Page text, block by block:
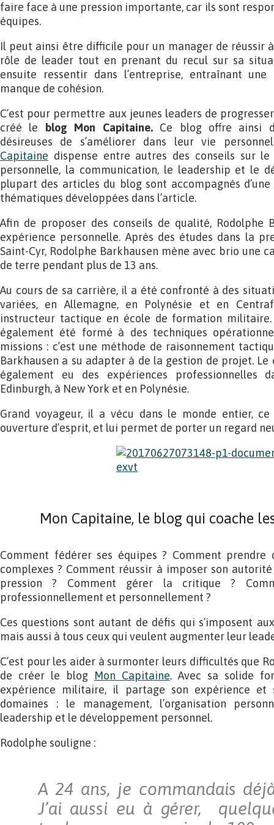
faire face à une pression importante, car ils sont
équipes.
Il peut ainsi être difficile pour un manager de réussir à
rôle de leader tout en prenant du recul sur sa
ensuite ressentir dans l’entreprise, entraînant
manque de cohésion.
C’est pour permettre aux jeunes leaders de
créé le blog Mon Capitaine.Ce blog offre ainsi
désireuses de s’améliorer dans leur vie
Capitaine dispense entre autres des conseils sur le
personnelle, la communication, le leadership et le
plupart des articles du blog sont accompagnés
thématiques développées dans l’article.
Afin de proposer des conseils de qualité, Rodolphe
expérience personnelle. Après des études dans la
Saint-Cyr, Rodolphe Barkhausen mène avec brio une
de terre pendant plus de 13 ans.
Au cours de sa carrière, il a été confronté à des
variées, en Allemagne, en Polynésie et en
instructeur tactique en école de formation
également été formé à des techniques
missions : c’est une méthode de raisonnement
Barkhausen a su adapter à de la gestion de projet.
également eu des expériences professionnelles
Edinburgh, à New York et en Polynésie.
Grand voyageur, il a vécu dans le monde entier,
ouverture d’esprit, et lui permet de porter un regard
Mon Capitaine, le blog qui coache
Comment fédérer ses équipes ? Comment
complexes ? Comment réussir à imposer son
pression ? Comment gérer la critique ?
professionnellement et personnellement ?
Ces questions sont autant de défis qui s’imposent
mais aussi à tous ceux qui veulent augmenter leur
C’est pour les aider à surmonter leurs difficultés que
de créer le blog Mon Capitaine. Avec sa solide
expérience militaire, il partage son expérience et
domaines : le management, l’organisation
leadership et le développement personnel.
Rodolphe souligne :
A 24 ans, je commandais
J’ai aussi eu à gérer,